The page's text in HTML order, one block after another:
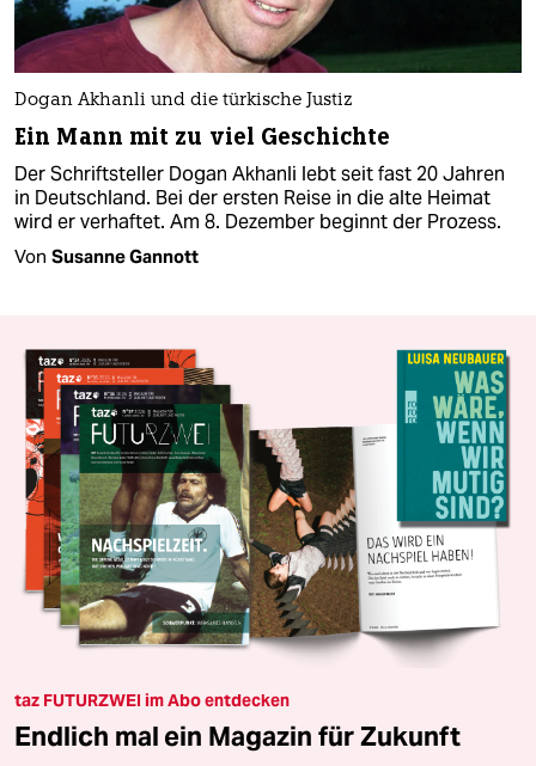
Dogan Akhanli und die türkische Justiz
Ein Mann mit zu viel Geschichte
Der Schriftsteller Dogan Akhanli lebt seit fast 20 Jahren
in Deutschland. Bei der ersten Reise in die alte Heimat
wird er verhaftet. Am 8. Dezember beginnt der Prozess.
Von Susanne Gannott
taz FUTURZWEI im Abo entdecken
Endlich mal ein Magazin für Zukunft